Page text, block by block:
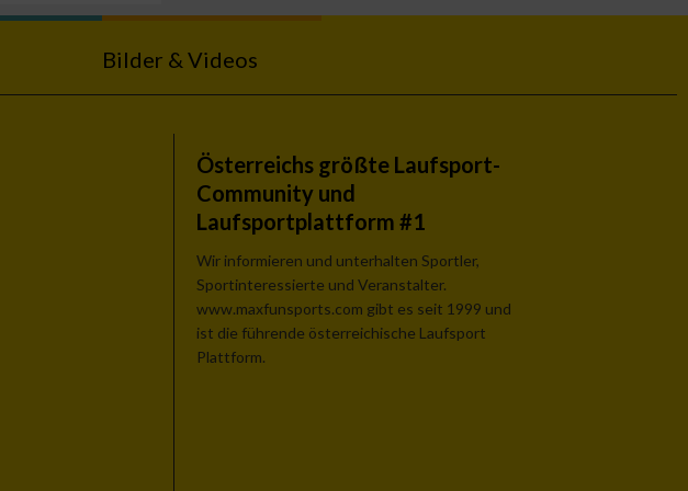
Bilder & Videos
Österreichs größte Laufsport-
Community und
Laufsportplattform #1
Wir informieren und unterhalten Sportler,
Sportinteressierte und Veranstalter.
www.maxfunsports.com gibt es seit 1999 und
ist die führende österreichische Laufsport
Plattform.